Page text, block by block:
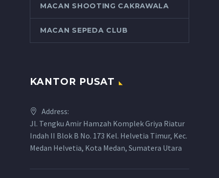
MACAN SHOOTING CAKRAWALA
MACAN SEPEDA CLUB
KANTOR PUSAT
Address:
Jl. Tengku Amir Hamzah Komplek Griya Riatur
Indah II Blok B No. 173 Kel. Helvetia Timur, Kec.
Medan Helvetia, Kota Medan, Sumatera Utara